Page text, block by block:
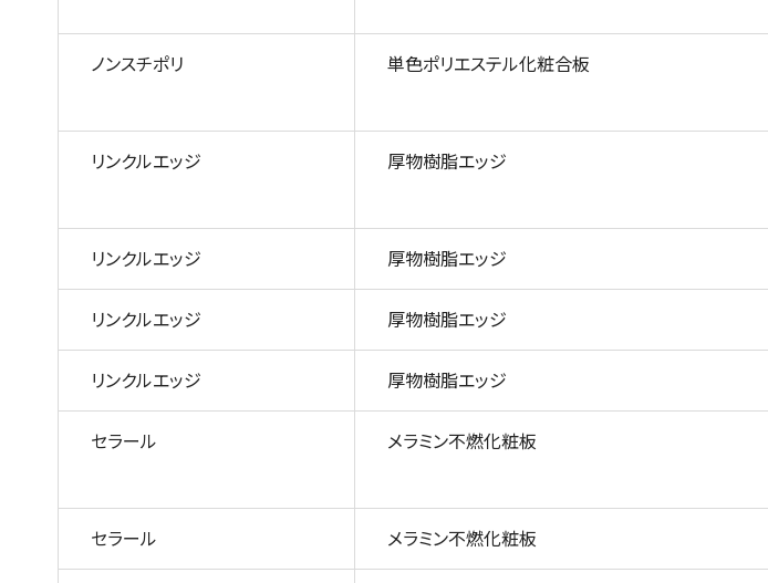
ノンスチポリ 単色ポリエステル化粧合板
リンクルエッジ 厚物樹脂エッジ
リンクルエッジ 厚物樹脂エッジ
リンクルエッジ 厚物樹脂エッジ
リンクルエッジ 厚物樹脂エッジ
セラール メラミン不燃化粧板
セラール メラミン不燃化粧板